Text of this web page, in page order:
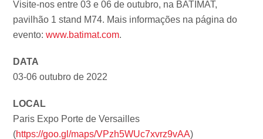
Visite-nos entre 03 e 06 de outubro, na BATIMAT,
pavilhão 1 stand M74. Mais informações na página do
evento:www.batimat.com.
DATA
03-06 outubro de 2022
LOCAL
Paris Expo Porte de Versailles
(https://goo.gl/maps/VPzh5WUc7xvrz9vAA)